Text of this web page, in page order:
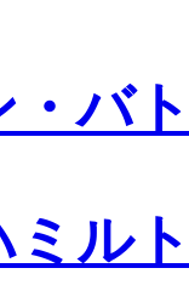
・バ
ミル